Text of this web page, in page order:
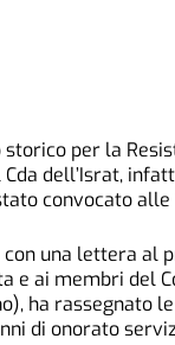
per la
dell’Israt,
convocato
una lettera al
ai membri del
ha rassegnato
di onorato